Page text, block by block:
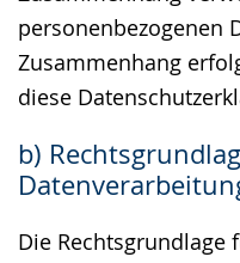
personenbezogenen
Zusammenhang
diese
b)
Die Rechtsgrundlage